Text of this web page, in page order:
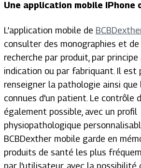
Une application mobile IPhone
L’application mobile de
consulter des monographies et
recherche par produit, par
indication ou par fabriquant. Il est
renseigner la pathologie ainsi que
connues d'un patient. Le contrôle
également possible, avec un profil
physiopathologique
BCBDexther mobile garde en
produits de santé les plus
par l'utilisateur, avec la possibilité